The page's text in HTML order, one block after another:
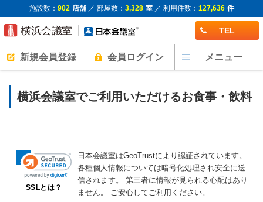
施設数： 902 店舗／ 部屋数： 3,328 室／ 利用件数： 127,636 件
TEL
新規会員登録 会員ログイン メニュー
横浜会議室でご利用いただけるお食事・飲料
SSLとは？
日本会議室はGeoTrustにより認証されています。
各種個人情報については暗号化処理され安全に送
信されます。
第三者に情報が見られる心配はあり
ません。
ご安心してご利用ください。